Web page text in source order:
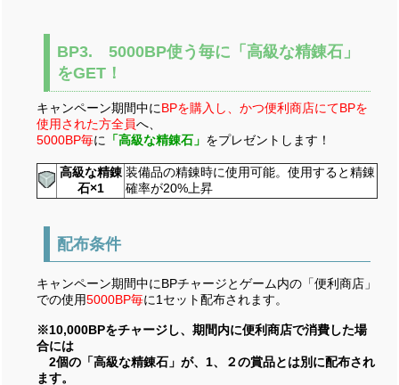
BP3. 5000BP使う毎に「高級な精錬石」
をGET！
キャンペーン期間中にBPを購入し、かつ便利商店にてBPを
使用された方全員へ、
5000BP毎に 「高級な精錬石」 をプレゼントします！
高級な精錬
石×1
装備品の精錬時に使用可能。使用すると精錬
確率が20%上昇
配布条件
キャンペーン期間中にBPチャージとゲーム内の「便利商店」
での使用5000BP毎に1セット配布されます。
※10,000BPをチャージし、期間内に便利商店で消費した場
合には
2個の「高級な精錬石」が、1、２の賞品とは別に配布され
ます。